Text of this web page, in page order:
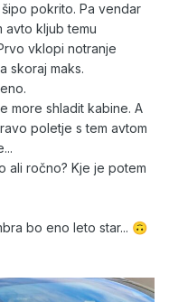
pokrito. Pa vendar
kljub temu
vklopi notranje
skoraj maks.
more shladit kabine. A
poletje s tem avtom
ali ročno? Kje je potem
bo eno leto star... 🙃